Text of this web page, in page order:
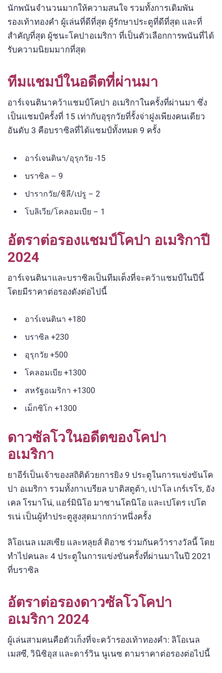
นักพนันจำนวนมากให้ความสนใจ รวมทั้งการเดิมพัน
รองเท้าทองคำ ผู้เล่นที่ดีที่สุด ผู้รักษาประตูที่ดีที่สุด และที่
สำคัญที่สุด ผู้ชนะโคปาอเมริกา ที่เป็นตัวเลือกการพนันที่ได้
รับความนิยมมากที่สุด
ทีมแชมป์ในอดีตที่ผ่านมา
อาร์เจนตินาคว้าแชมป์โคปา อเมริกาในครั้งที่ผ่านมา ซึ่ง
เป็นแชมป์ครั้งที่ 15 เท่ากับอุรุกวัยที่รั้งจ่าฝูงเพียงคนเดียว
อันดับ 3 คือบราซิลที่ได้แชมป์ทั้งหมด 9 ครั้ง
อาร์เจนตินา/อุรุกวัย -15
บราซิล – 9
ปารากวัย/ชิลี/เปรู – 2
โบลิเวีย/โคลอมเบีย – 1
อัตราต่อรองแชมป์โคปา อเมริกาปี
2024
อาร์เจนตินาและบราซิลเป็นทีมเต็งที่จะคว้าแชมป์ในปีนี้
โดยมีราคาต่อรองดังต่อไปนี้
อาร์เจนตินา +180
บราซิล +230
อุรุกวัย +500
โคลอมเบีย +1300
สหรัฐอเมริกา +1300
เม็กซิโก +1300
ดาวซัลโวในอดีตของโคปา
อเมริกา
ยาอีร์เป็นเจ้าของสถิติด้วยการยิง 9 ประตูในการแข่งขันโค
ปา อเมริกา รวมทั้งกาเบรียล บาติสตูต้า, เปาโล เกร์เรโร, อัง
เคล โรมาโน่, แอร์มินิโอ มาซานโตนิโอ และเปโดร เปโต
รเน่ เป็นผู้ทำประตูสูงสุดมากกว่าหนึ่งครั้ง
ลิโอเนล เมสเซีย และหลุยส์ ดิอาซ ร่วมกันคว้ารางวัลนี้ โดย
ทำไปคนละ 4 ประตูในการแข่งขันครั้งที่ผ่านมาในปี 2021
ที่บราซิล
อัตราต่อรองดาวซัลโวโคปา
อเมริกา 2024
ผู้เล่นสามคนคือตัวเก็งที่จะคว้ารองเท้าทองคำ: ลิโอเนล
เมสซี, วินิซิอุส และดาร์วิน นูเนซ ตามราคาต่อรองต่อไปนี้